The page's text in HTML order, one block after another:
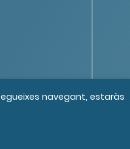
navegant, estaràs